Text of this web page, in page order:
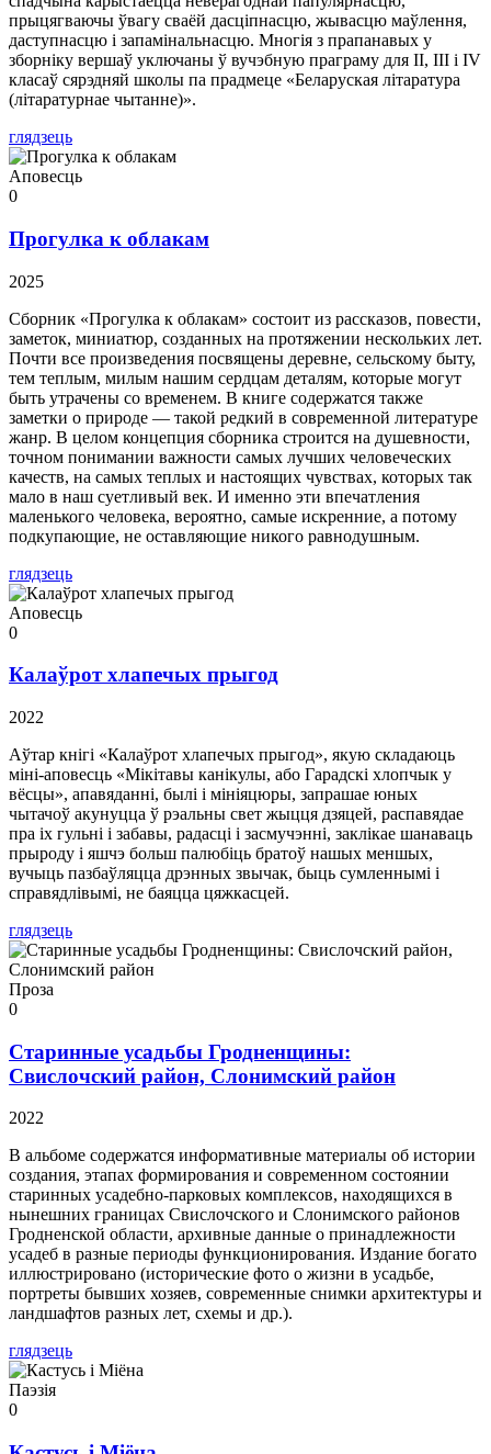
прыцягваючы ўвагу сваёй дасціпнасцю, жывасцю маўлення,
даступнасцю і запамінальнасцю. Многія з прапанавых у
зборніку вершаў уключаны ў вучэбную праграму для II, III і IV
класаў сярэдняй школы па прадмеце «Беларуская літаратура
(літаратурнае чытанне)».
глядзець
Аповесць
0
Прогулка к облакам
2025
Сборник «Прогулка к облакам» состоит из рассказов, повести,
заметок, миниатюр, созданных на протяжении нескольких лет.
Почти все произведения посвящены деревне, сельскому быту,
тем теплым, милым нашим сердцам деталям, которые могут
быть утрачены со временем. В книге содержатся также
заметки о природе — такой редкий в современной литературе
жанр. В целом концепция сборника строится на душевности,
точном понимании важности самых лучших человеческих
качеств, на самых теплых и настоящих чувствах, которых так
мало в наш суетливый век. И именно эти впечатления
маленького человека, вероятно, самые искренние, а потому
подкупающие, не оставляющие никого равнодушным.
глядзець
Аповесць
0
Калаўрот хлапечых прыгод
2022
Аўтар кнігі «Калаўрот хлапечых прыгод», якую складаюць
міні-аповесць «Мікітавы канікулы, або Гарадскі хлопчык у
вёсцы», апавяданні, былі і мініяцюры, запрашае юных
чытачоў акунуцца ў рэальны свет жыцця дзяцей, распавядае
пра іх гульні і забавы, радасці і засмучэнні, заклікае шанаваць
прыроду і яшчэ больш палюбіць братоў нашых меншых,
вучыць пазбаўляцца дрэнных звычак, быць сумленнымі і
справядлівымі, не баяцца цяжкасцей.
глядзець
Проза
0
Старинные усадьбы Гродненщины:
Свислочский район, Слонимский район
2022
В альбоме содержатся информативные материалы об истории
создания, этапах формирования и современном состоянии
старинных усадебно-парковых комплексов, находящихся в
нынешних границах Свислочского и Слонимского районов
Гродненской области, архивные данные о принадлежности
усадеб в разные периоды функционирования. Издание богато
иллюстрировано (исторические фото о жизни в усадьбе,
портреты бывших хозяев, современные снимки архитектуры и
ландшафтов разных лет, схемы и др.).
глядзець
Паэзія
0